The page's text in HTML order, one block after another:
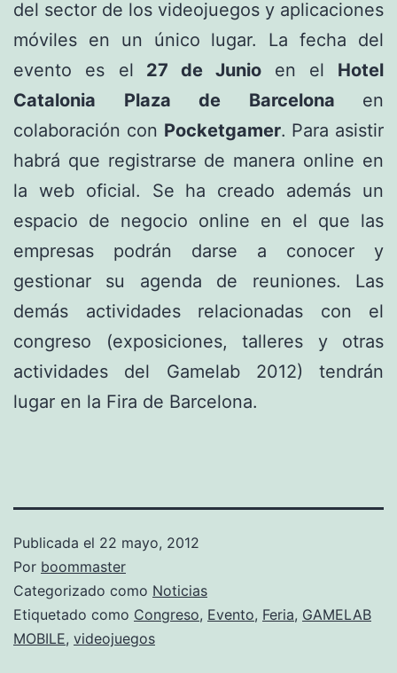
del sector de los videojuegos y aplicaciones
móviles en un único lugar. La fecha del
evento es el 27 de Junio en el Hotel
Catalonia Plaza de Barcelona en
colaboración con Pocketgamer. Para asistir
habrá que registrarse de manera online en
la web oficial. Se ha creado además un
espacio de negocio online en el que las
empresas podrán darse a conocer y
gestionar su agenda de reuniones. Las
demás actividades relacionadas con el
congreso (exposiciones, talleres y otras
actividades del Gamelab 2012) tendrán
lugar en la Fira de Barcelona.
Publicada el 22 mayo, 2012
Por boommaster
Categorizado como Noticias
Etiquetado como Congreso, Evento, Feria, GAMELAB
MOBILE, videojuegos